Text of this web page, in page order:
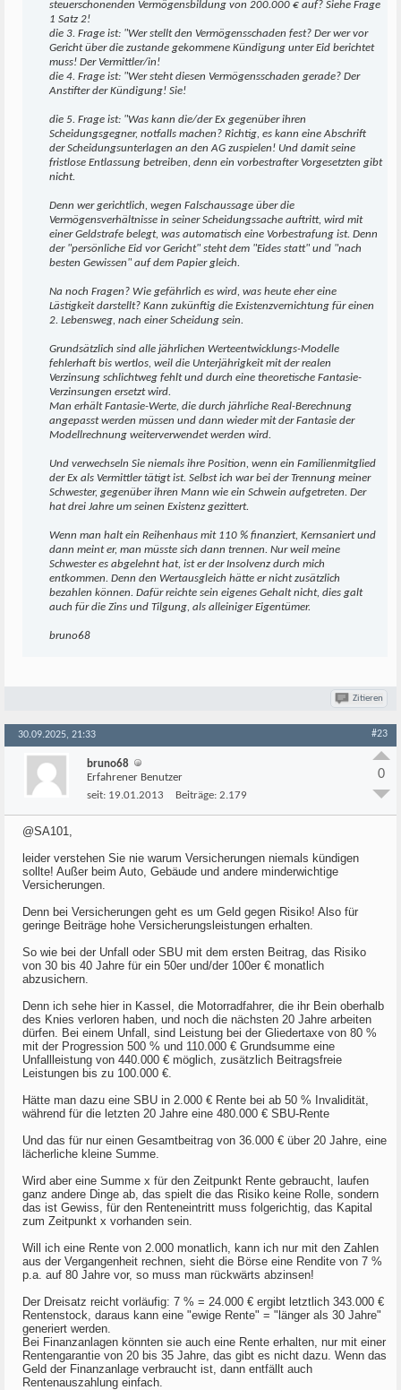
steuerschonenden Vermögensbildung von 200.000 € auf? Siehe Frage
1 Satz 2!
die 3. Frage ist: "Wer stellt den Vermögensschaden fest? Der wer vor
Gericht über die zustande gekommene Kündigung unter Eid berichtet
muss! Der Vermittler/in!
die 4. Frage ist: "Wer steht diesen Vermögensschaden gerade? Der
Anstifter der Kündigung! Sie!
die 5. Frage ist: "Was kann die/der Ex gegenüber ihren
Scheidungsgegner, notfalls machen? Richtig, es kann eine Abschrift
der Scheidungsunterlagen an den AG zuspielen! Und damit seine
fristlose Entlassung betreiben, denn ein vorbestrafter Vorgesetzten gibt
nicht.
Denn wer gerichtlich, wegen Falschaussage über die
Vermögensverhältnisse in seiner Scheidungssache auftritt, wird mit
einer Geldstrafe belegt, was automatisch eine Vorbestrafung ist. Denn
der "persönliche Eid vor Gericht" steht dem "Eides statt" und "nach
besten Gewissen" auf dem Papier gleich.
Na noch Fragen? Wie gefährlich es wird, was heute eher eine
Lästigkeit darstellt? Kann zukünftig die Existenzvernichtung für einen
2. Lebensweg, nach einer Scheidung sein.
Grundsätzlich sind alle jährlichen Werteentwicklungs-Modelle
fehlerhaft bis wertlos, weil die Unterjährigkeit mit der realen
Verzinsung schlichtweg fehlt und durch eine theoretische Fantasie-
Verzinsungen ersetzt wird.
Man erhält Fantasie-Werte, die durch jährliche Real-Berechnung
angepasst werden müssen und dann wieder mit der Fantasie der
Modellrechnung weiterverwendet werden wird.
Und verwechseln Sie niemals ihre Position, wenn ein Familienmitglied
der Ex als Vermittler tätigt ist. Selbst ich war bei der Trennung meiner
Schwester, gegenüber ihren Mann wie ein Schwein aufgetreten. Der
hat drei Jahre um seinen Existenz gezittert.
Wenn man halt ein Reihenhaus mit 110 % finanziert, Kernsaniert und
dann meint er, man müsste sich dann trennen. Nur weil meine
Schwester es abgelehnt hat, ist er der Insolvenz durch mich
entkommen. Denn den Wertausgleich hätte er nicht zusätzlich
bezahlen können. Dafür reichte sein eigenes Gehalt nicht, dies galt
auch für die Zins und Tilgung, als alleiniger Eigentümer.
bruno68
Zitieren
30.09.2025, 21:33 #23
bruno68
Erfahrener Benutzer
seit: 19.01.2013 Beiträge: 2.179
0
@SA101,
leider verstehen Sie nie warum Versicherungen niemals kündigen
sollte! Außer beim Auto, Gebäude und andere minderwichtige
Versicherungen.
Denn bei Versicherungen geht es um Geld gegen Risiko! Also für
geringe Beiträge hohe Versicherungsleistungen erhalten.
So wie bei der Unfall oder SBU mit dem ersten Beitrag, das Risiko
von 30 bis 40 Jahre für ein 50er und/der 100er € monatlich
abzusichern.
Denn ich sehe hier in Kassel, die Motorradfahrer, die ihr Bein oberhalb
des Knies verloren haben, und noch die nächsten 20 Jahre arbeiten
dürfen. Bei einem Unfall, sind Leistung bei der Gliedertaxe von 80 %
mit der Progression 500 % und 110.000 € Grundsumme eine
Unfallleistung von 440.000 € möglich, zusätzlich Beitragsfreie
Leistungen bis zu 100.000 €.
Hätte man dazu eine SBU in 2.000 € Rente bei ab 50 % Invalidität,
während für die letzten 20 Jahre eine 480.000 € SBU-Rente
Und das für nur einen Gesamtbeitrag von 36.000 € über 20 Jahre, eine
lächerliche kleine Summe.
Wird aber eine Summe x für den Zeitpunkt Rente gebraucht, laufen
ganz andere Dinge ab, das spielt die das Risiko keine Rolle, sondern
das ist Gewiss, für den Renteneintritt muss folgerichtig, das Kapital
zum Zeitpunkt x vorhanden sein.
Will ich eine Rente von 2.000 monatlich, kann ich nur mit den Zahlen
aus der Vergangenheit rechnen, sieht die Börse eine Rendite von 7 %
p.a. auf 80 Jahre vor, so muss man rückwärts abzinsen!
Der Dreisatz reicht vorläufig: 7 % = 24.000 € ergibt letztlich 343.000 €
Rentenstock, daraus kann eine "ewige Rente" = "länger als 30 Jahre"
generiert werden.
Bei Finanzanlagen könnten sie auch eine Rente erhalten, nur mit einer
Rentengarantie von 20 bis 35 Jahre, das gibt es nicht dazu. Wenn das
Geld der Finanzanlage verbraucht ist, dann entfällt auch
Rentenauszahlung einfach.